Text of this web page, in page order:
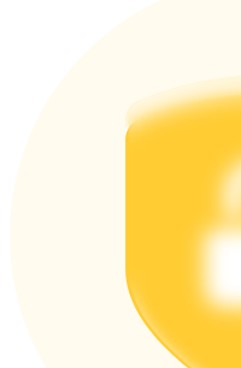
aplikację Bitrue